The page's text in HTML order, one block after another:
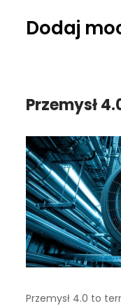
Dodaj
Przemysł
Przemysł 4.0 to